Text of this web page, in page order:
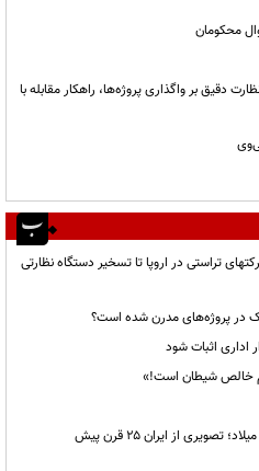
محکومان
دقیق بر واگذاری پروژه‌ها، راهکار مقابله با
تراستی در اروپا تا تسخیر دستگاه نظارتی
در پروژه‌های مدرن شده است؟
اداری اثبات شود
خالص شیطان است!»